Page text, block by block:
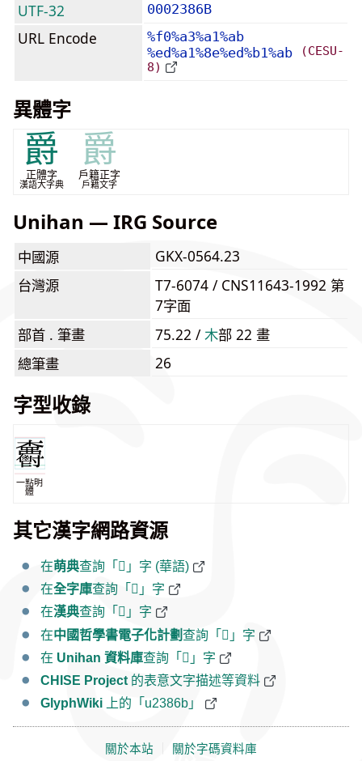
UTF-32 0002386B
URL Encode
%f0%a3%a1%ab
%ed%a1%8e%ed%b1%ab
(CESU-
8)
異體字
爵
正體字
漢語大字典
爵
戶籍正字
戶籍文字
Unihan — IRG Source
中國源
GKX-0564.23
台灣源
T7-6074 / CNS11643-1992 第
7字面
部首 . 筆畫
75.22 /⽊部 22 畫
總筆畫
26
字型收錄
一點明
體
其它漢字網路資源
在萌典查詢「𣡫」字 (華語)
在全字庫查詢「𣡫」字
在漢典查詢「𣡫」字
在中國哲學書電子化計劃查詢「𣡫」字
在 Unihan 資料庫查詢「𣡫」字
CHISE Project 的表意文字描述等資料
GlyphWiki 上的「u2386b」
關於本站 關於字碼資料庫